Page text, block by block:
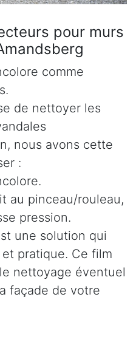
pour murs
comme
de nettoyer les
nous avons cette
:
au pinceau/rouleau,
pression.
une solution qui
et pratique. Ce film
nettoyage éventuel
façade de votre